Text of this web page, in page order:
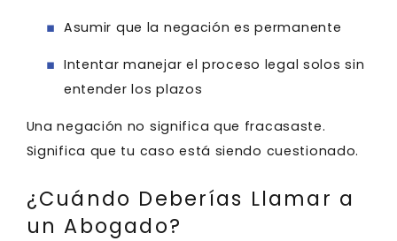
Asumir que la negación es permanente
Intentar manejar el proceso legal solos sin
entender los plazos
Una negación no significa que fracasaste.
Significa que tu caso está siendo cuestionado.
¿Cuándo Deberías Llamar a
un Abogado?